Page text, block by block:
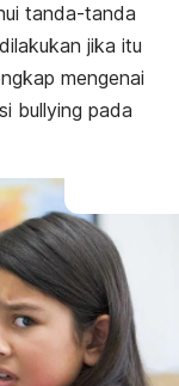
tanda-tanda
jika itu
mengenai
bullying pada